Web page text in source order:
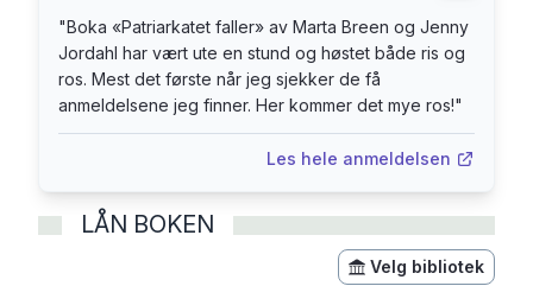
"Boka «Patriarkatet faller» av Marta Breen og Jenny
Jordahl har vært ute en stund og høstet både ris og
ros. Mest det første når jeg sjekker de få
anmeldelsene jeg finner. Her kommer det mye ros!"
Les hele anmeldelsen
LÅN BOKEN
Velg bibliotek